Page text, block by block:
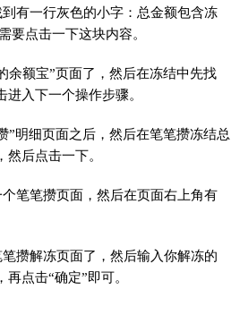
有一行灰色的小字：总金额包含冻
要点击一下这块内容。
余额宝”页面了，然后在冻结中先找
入下一个操作步骤。
”明细页面之后，然后在笔笔攒冻结总
后点击一下。
笔笔攒页面，然后在页面右上角有
攒解冻页面了，然后输入你解冻的
点击“确定”即可。